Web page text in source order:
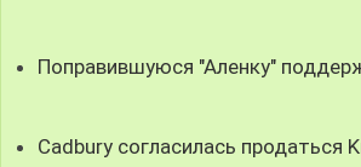
Поправившуюся "Аленку"
Cadbury согласилась продаться